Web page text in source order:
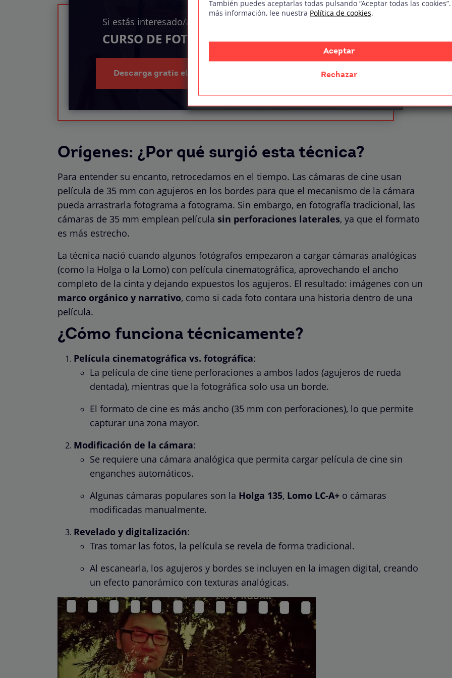
Si estás interesado/a en el
CURSO DE FOTOGRAFÍA DIGITAL
Descarga gratis el índice del temario
Orígenes: ¿Por qué surgió esta técnica?
Para entender su encanto, retrocedamos en el tiempo. Las cámaras de cine usan
película de 35 mm con agujeros en los bordes para que el mecanismo de la cámara
pueda arrastrarla fotograma a fotograma. Sin embargo, en fotografía tradicional, las
cámaras de 35 mm emplean película sin perforaciones laterales, ya que el formato
es más estrecho.
La técnica nació cuando algunos fotógrafos empezaron a cargar cámaras analógicas
(como la Holga o la Lomo) con película cinematográfica, aprovechando el ancho
completo de la cinta y dejando expuestos los agujeros. El resultado: imágenes con un
marco orgánico y narrativo, como si cada foto contara una historia dentro de una
película.
¿Cómo funciona técnicamente?
Película cinematográfica vs. fotográfica:
La película de cine tiene perforaciones a ambos lados (agujeros de rueda
dentada), mientras que la fotográfica solo usa un borde.
El formato de cine es más ancho (35 mm con perforaciones), lo que permite
capturar una zona mayor.
Modificación de la cámara:
Se requiere una cámara analógica que permita cargar película de cine sin
enganches automáticos.
Algunas cámaras populares son la Holga 135, Lomo LC-A+ o cámaras
modificadas manualmente.
Revelado y digitalización:
Tras tomar las fotos, la película se revela de forma tradicional.
Al escanearla, los agujeros y bordes se incluyen en la imagen digital, creando
un efecto panorámico con texturas analógicas.
También puedes aceptarlas todas pulsando “Aceptar todas las
más información, lee nuestra Política de cookies.
Aceptar
Rechazar